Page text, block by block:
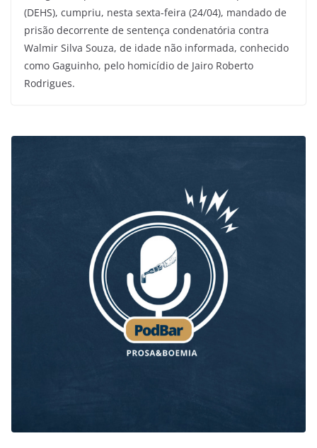
(DEHS), cumpriu, nesta sexta-feira (24/04), mandado de
prisão decorrente de sentença condenatória contra
Walmir Silva Souza, de idade não informada, conhecido
como Gaguinho, pelo homicídio de Jairo Roberto
Rodrigues.